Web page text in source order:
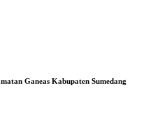
Ganeas Kabupaten Sumedang